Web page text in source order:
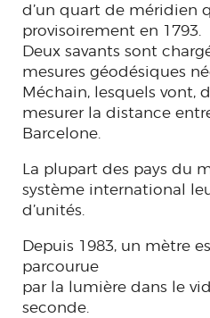
d’un quart de méridien
provisoirement en 1793.
Deux savants sont
mesures géodésiques
Méchain, lesquels vont,
mesurer la distance
Barcelone.
La plupart des pays du
système international
d’unités.
Depuis 1983, un mètre
parcourue
par la lumière dans le
seconde.